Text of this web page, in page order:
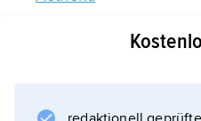
Informationen